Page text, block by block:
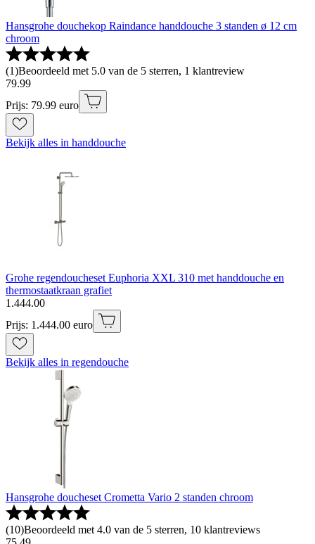
Hansgrohe douchekop Raindance handdouche 3 standen ø 12 cm
chroom
(1)Beoordeeld met 5.0 van de 5 sterren, 1 klantreview
79.99
Prijs: 79.99 euro
Bekijk alles in handdouche
Grohe regendoucheset Euphoria XXL 310 met handdouche en
thermostaatkraan grafiet
1 .444.00
Prijs: 1.444.00 euro
Bekijk alles in regendouche
Hansgrohe doucheset Crometta Vario 2 standen chroom
(10)Beoordeeld met 4.0 van de 5 sterren, 10 klantreviews